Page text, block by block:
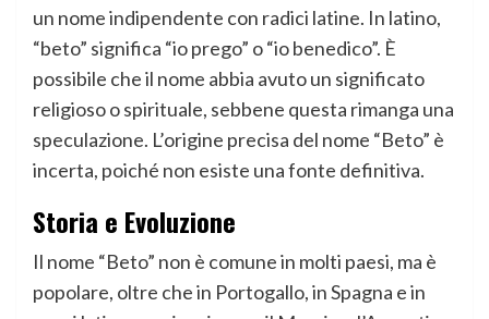
un nome indipendente con radici latine. In latino,
“beto” significa “io prego” o “io benedico”. È
possibile che il nome abbia avuto un significato
religioso o spirituale, sebbene questa rimanga una
speculazione. L’origine precisa del nome “Beto” è
incerta, poiché non esiste una fonte definitiva.
Storia e Evoluzione
Il nome “Beto” non è comune in molti paesi, ma è
popolare, oltre che in Portogallo, in Spagna e in